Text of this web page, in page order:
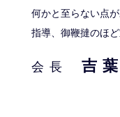
何かと至らない点
指導、御鞭撻のほ
会長 吉